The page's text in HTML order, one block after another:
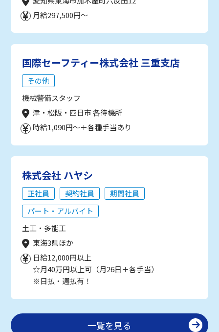
月給297,500円～
国際セーフティー株式会社 三重支店
その他
機械警備スタッフ
津・松阪・四日市 各待機所
時給1,090円～＋各種手当あり
株式会社 ハヤシ
正社員 契約社員
期間社員
パート・アルバイト
土工・多能工
東海3県ほか
日給12,000円以上
☆月40万円以上可（月26日＋各手当）
※日払・週払有！
一覧を見る